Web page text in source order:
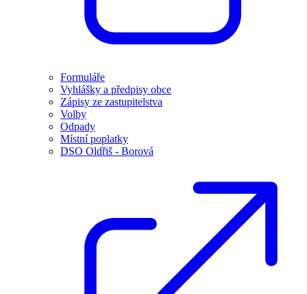
Formuláře
Vyhlášky a předpisy obce
Zápisy ze zastupitelstva
Volby
Odpady
Místní poplatky
DSO Oldřiš - Borová